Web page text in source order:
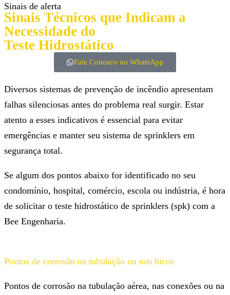
Sinais de alerta
Sinais Técnicos que Indicam a
Necessidade do
Teste Hidrostático
Fale Conosco no WhatsApp
Diversos sistemas de prevenção de incêndio apresentam
falhas silenciosas antes do problema real surgir. Estar
atento a esses indicativos é essencial para evitar
emergências e manter seu sistema de sprinklers em
segurança total.
Se algum dos pontos abaixo for identificado no seu
condomínio, hospital, comércio, escola ou indústria, é hora
de solicitar o teste hidrostático de sprinklers (spk) com a
Bee Engenharia.
Pontos de corrosão na tubulação ou nos bicos
Pontos de corrosão na tubulação aérea, nas conexões ou na